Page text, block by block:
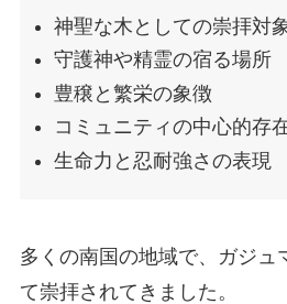
神聖な木としての崇拝対象
守護神や精霊の宿る場所
豊穣と繁栄の象徴
コミュニティの中心的存
生命力と忍耐強さの表現
多くの南国の地域で、ガジュ
て崇拝されてきました。